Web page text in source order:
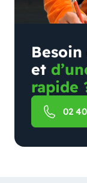
et
rapide
02